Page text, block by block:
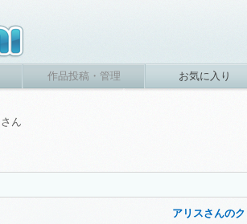
作品投稿・管理 お気に入り
さん
アリスさんの